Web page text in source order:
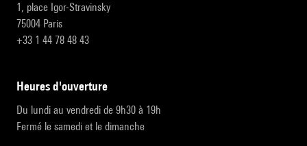
1, place Igor-Stravinsky
75004 Paris
+33 1 44 78 48 43
heures d'ouverture
Du lundi au vendredi de 9h30 à 19h
Fermé le samedi et le dimanche